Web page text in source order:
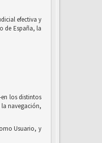
efectiva y
de España, la
los distintos
navegación,
Usuario, y